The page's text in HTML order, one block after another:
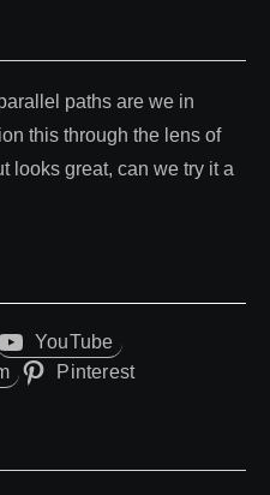
paths are we in
this through the lens of
looks great, can we try it a
YouTube
Pinterest